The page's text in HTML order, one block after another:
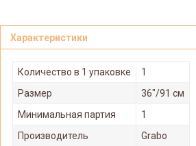
Характеристики
Количество в 1 упаковке
1
Размер
36"/91 см
Минимальная партия
1
Производитель
Grabo